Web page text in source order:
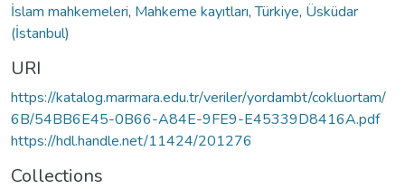
İslam mahkemeleri, Mahkeme kayıtları,Türkiye, Üsküdar
(İstanbul)
URI
https://katalog.marmara.edu.tr/veriler/yordambt/cokluortam/
6B/54BB6E45-0B66-A84E-9FE9-E45339D8416A.pdf
https://hdl.handle.net/11424/201276
Collections